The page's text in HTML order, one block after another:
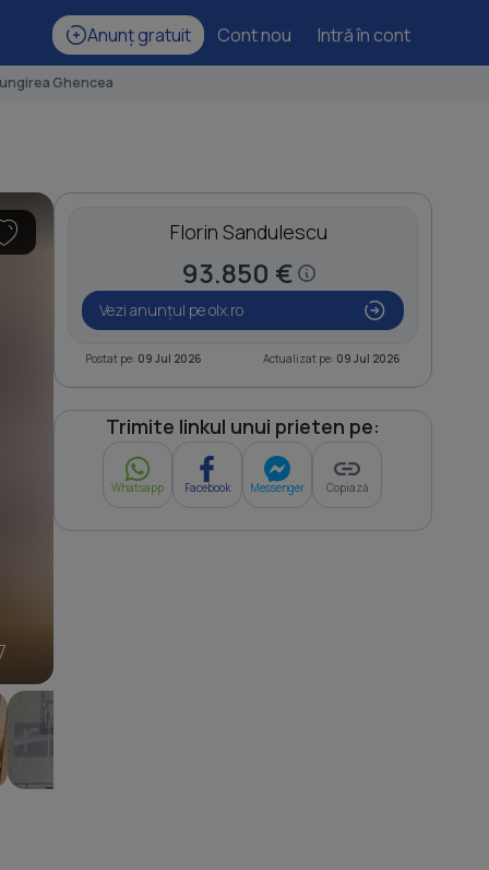
Anunț gratuit Cont nou Intră în cont
Ghencea
Florin Sandulescu
93.850 €
Vezi anunțul pe olx.ro
Postat pe: 09 Jul 2026 Actualizat pe: 09 Jul 2026
Trimite linkul unui prieten pe:
Whatsapp Facebook Messenger Copiază